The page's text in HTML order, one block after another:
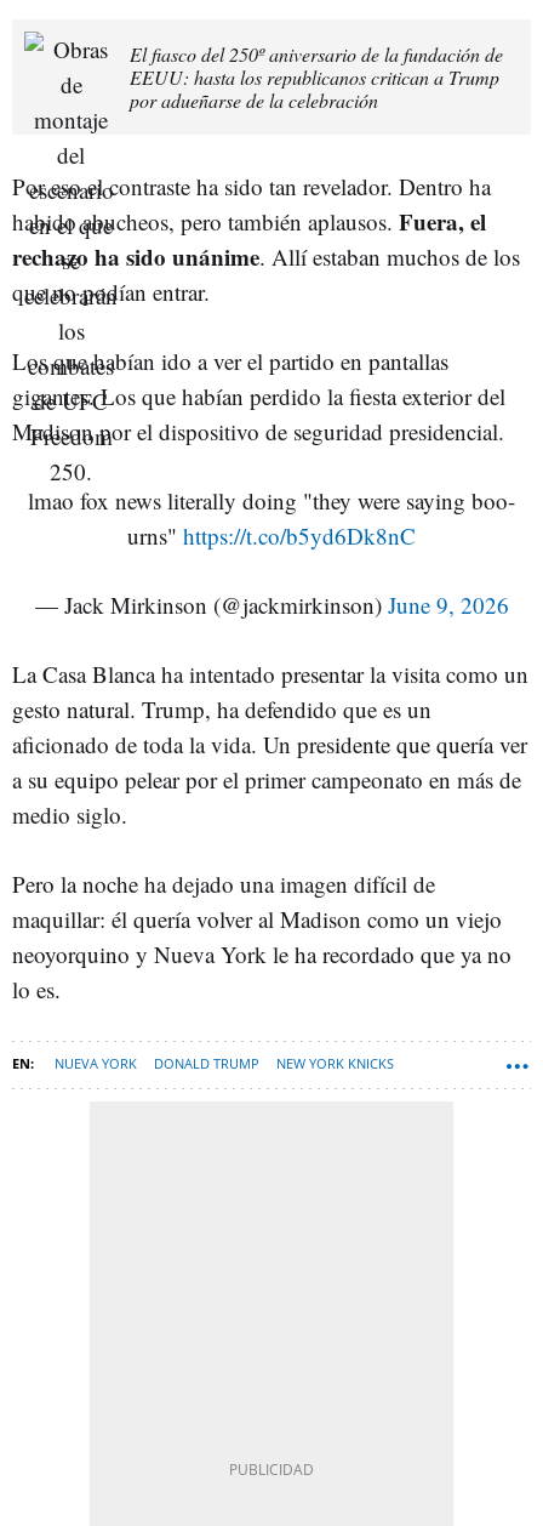
El fiasco del 250º aniversario de la fundación de
EEUU: hasta los republicanos critican a Trump
por adueñarse de la celebración
Por eso el contraste ha sido tan revelador. Dentro ha
habido abucheos, pero también aplausos. Fuera, el
rechazo ha sido unánime. Allí estaban muchos de los
que no podían entrar.
Los que habían ido a ver el partido en pantallas
gigantes. Los que habían perdido la fiesta exterior del
Madison por el dispositivo de seguridad presidencial.
lmao fox news literally doing "they were saying boo-
urns" https://t.co/b5yd6Dk8nC
— Jack Mirkinson (@jackmirkinson) June 9, 2026
La Casa Blanca ha intentado presentar la visita como un
gesto natural. Trump, ha defendido que es un
aficionado de toda la vida. Un presidente que quería ver
a su equipo pelear por el primer campeonato en más de
medio siglo.
Pero la noche ha dejado una imagen difícil de
maquillar: él quería volver al Madison como un viejo
neoyorquino y Nueva York le ha recordado que ya no
lo es.
NUEVA YORK DONALD TRUMP NEW YORK KNICKS